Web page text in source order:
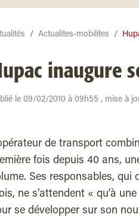
Actualites-mobilites
inaugure
le 09/02/2010 à 09h55 , mise à
de transport
fois depuis 40 ans,
Ses responsables, qui
ne s’attendent « qu’à
se développer sur son